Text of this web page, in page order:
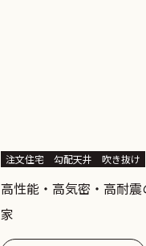
注文住宅 勾配天井 吹き抜け
高性能・高気密・高耐
家